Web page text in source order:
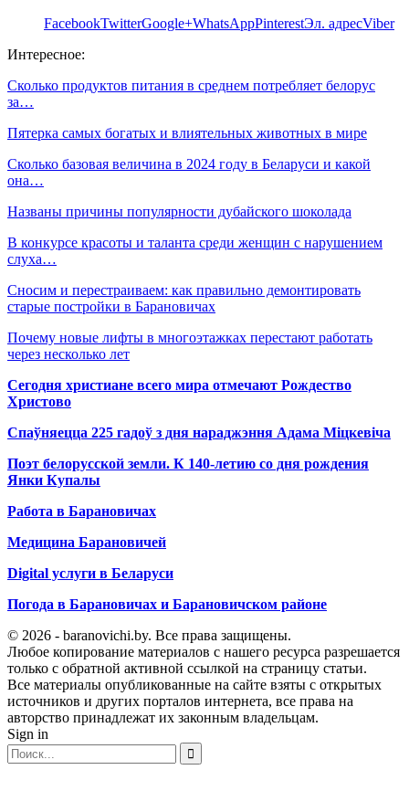
FacebookTwitterGoogle+WhatsAppPinterestЭл. адресViber
Интересное:
Сколько продуктов питания в среднем потребляет белорус
за…
Пятерка самых богатых и влиятельных животных в мире
Сколько базовая величина в 2024 году в Беларуси и какой
она…
Названы причины популярности дубайского шоколада
В конкурсе красоты и таланта среди женщин с нарушением
слуха…
Сносим и перестраиваем: как правильно демонтировать
старые постройки в Барановичах
Почему новые лифты в многоэтажках перестают работать
через несколько лет
Сегодня христиане всего мира отмечают Рождество
Христово
Спаўняецца 225 гадоў з дня нараджэння Адама Міцкевіча
Поэт белорусской земли. К 140-летию со дня рождения
Янки Купалы
Работа в Барановичах
Медицина Барановичей
Digital услуги в Беларуси
Погода в Барановичах и Барановичском районе
© 2026 - baranovichi.by. Все права защищены.
Любое копирование материалов с нашего ресурса разрешается
только с обратной активной ссылкой на страницу статьи.
Все материалы опубликованные на сайте взяты с открытых
источников и других порталов интернета, все права на
авторство принадлежат их законным владельцам.
Sign in